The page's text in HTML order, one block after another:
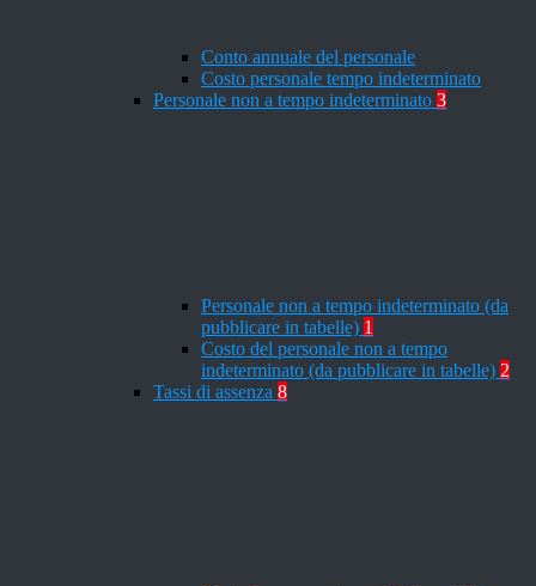
Conto annuale del personale
Costo personale tempo indeterminato
Personale non a tempo indeterminato 3
Personale non a tempo indeterminato (da
pubblicare in tabelle) 1
Costo del personale non a tempo
indeterminato (da pubblicare in tabelle) 2
Tassi di assenza 8